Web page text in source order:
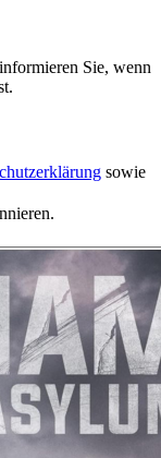
Sie, wenn
sowie